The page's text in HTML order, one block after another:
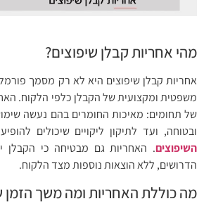
מהי אחריות קבלן שיפוצים?
אחריות קבלן שיפוצים היא לא רק מסמך
משפטית ומקצועית של הקבלן כלפי הלקוח.
של תחומים: מאיכות החומרים בהם נעשה
ובטוחה, ועד לתיקון ליקויים שיכולים
השיפוצים. האחריות גם מבטיחה כי הקבלן
הדרושים, ללא הוצאות נוספות מצד הלקוח.
מה כוללת האחריות ומה משך